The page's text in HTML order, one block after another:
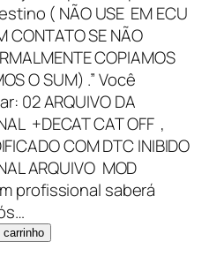
( NÃO USE EM ECU
CONTATO SE NÃO
COPIAMOS
O SUM) .” Você
02 ARQUIVO DA
+DECAT CAT OFF ,
COM DTC INIBIDO
ARQUIVO MOD
profissional saberá
carrinho